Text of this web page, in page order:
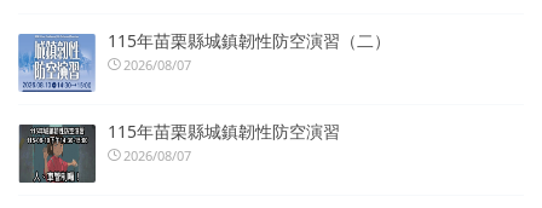
115年苗栗縣城鎮韌性防空演習（二）
2026/08/07
115年苗栗縣城鎮韌性防空演習
2026/08/07